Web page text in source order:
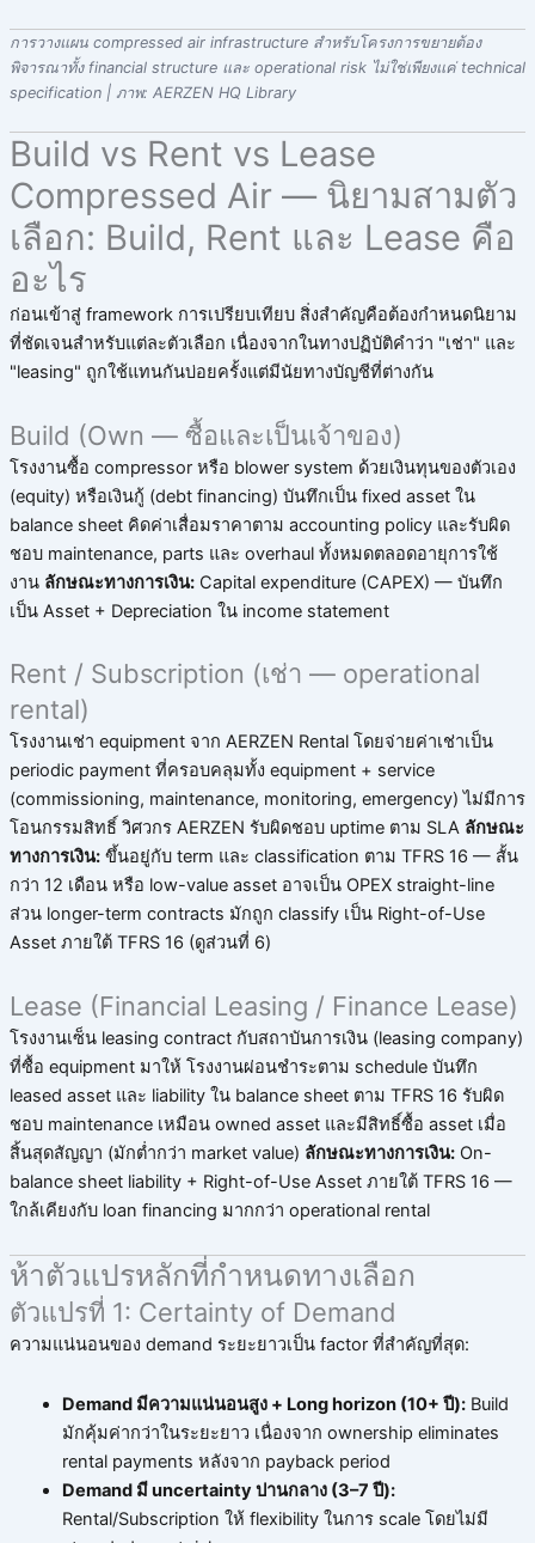
การวางแผน compressed air infrastructure สำหรับโครงการขยายต้อง
พิจารณาทั้ง financial structure และ operational risk ไม่ใช่เพียงแค่ technical
specification | ภาพ: AERZEN HQ Library
Build vs Rent vs Lease
Compressed Air — นิยามสามตัว
เลือก: Build, Rent และ Lease คือ
อะไร
ก่อนเข้าสู่ framework การเปรียบเทียบ สิ่งสำคัญคือต้องกำหนดนิยาม
ที่ชัดเจนสำหรับแต่ละตัวเลือก เนื่องจากในทางปฏิบัติคำว่า "เช่า" และ
"leasing" ถูกใช้แทนกันบ่อยครั้งแต่มีนัยทางบัญชีที่ต่างกัน
Build (Own — ซื้อและเป็นเจ้าของ)
โรงงานซื้อ compressor หรือ blower system ด้วยเงินทุนของตัวเอง
(equity) หรือเงินกู้ (debt financing) บันทึกเป็น fixed asset ใน
balance sheet คิดค่าเสื่อมราคาตาม accounting policy และรับผิด
ชอบ maintenance, parts และ overhaul ทั้งหมดตลอดอายุการใช้
งาน ลักษณะทางการเงิน:Capital expenditure (CAPEX) — บันทึก
เป็น Asset + Depreciation ใน income statement
Rent / Subscription (เช่า — operational
rental)
โรงงานเช่า equipment จาก AERZEN Rental โดยจ่ายค่าเช่าเป็น
periodic payment ที่ครอบคลุมทั้ง equipment + service
(commissioning, maintenance, monitoring, emergency) ไม่มีการ
โอนกรรมสิทธิ์ วิศวกร AERZEN รับผิดชอบ uptime ตาม SLA ลักษณะ
ทางการเงิน:ขึ้นอยู่กับ term และ classification ตาม TFRS 16 — สั้น
กว่า 12 เดือน หรือ low-value asset อาจเป็น OPEX straight-line
ส่วน longer-term contracts มักถูก classify เป็น Right-of-Use
Asset ภายใต้ TFRS 16 (ดูส่วนที่ 6)
Lease (Financial Leasing / Finance Lease)
โรงงานเซ็น leasing contract กับสถาบันการเงิน (leasing company)
ที่ซื้อ equipment มาให้ โรงงานผ่อนชำระตาม schedule บันทึก
leased asset และ liability ใน balance sheet ตาม TFRS 16 รับผิด
ชอบ maintenance เหมือน owned asset และมีสิทธิ์ซื้อ asset เมื่อ
สิ้นสุดสัญญา (มักต่ำกว่า market value) ลักษณะทางการเงิน:On-
balance sheet liability + Right-of-Use Asset ภายใต้ TFRS 16 —
ใกล้เคียงกับ loan financing มากกว่า operational rental
ห้าตัวแปรหลักที่กำหนดทางเลือก
ตัวแปรที่ 1: Certainty of Demand
ความแน่นอนของ demand ระยะยาวเป็น factor ที่สำคัญที่สุด:
Demand มีความแน่นอนสูง + Long horizon (10+ ปี):Build
มักคุ้มค่ากว่าในระยะยาว เนื่องจาก ownership eliminates
rental payments หลังจาก payback period
Demand มี uncertainty ปานกลาง (3–7 ปี):
Rental/Subscription ให้ flexibility ในการ scale โดยไม่มี